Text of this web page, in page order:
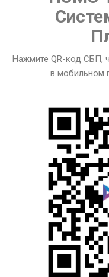
Нажмите QR-код СБП,
в мобильном